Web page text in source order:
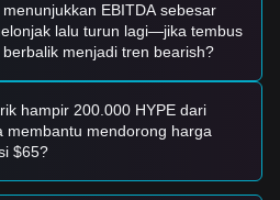
saat ini, analis menawarkan
pullback ke level support
muncul sinyal pembalikan yang
secara bertahap.
$0.00407sebelum
EBITDA sebesar
lalu turun lagi—jika tembus
menjadi tren bearish?
hampir 200.000 HYPE dari
membantu mendorong harga
$65?